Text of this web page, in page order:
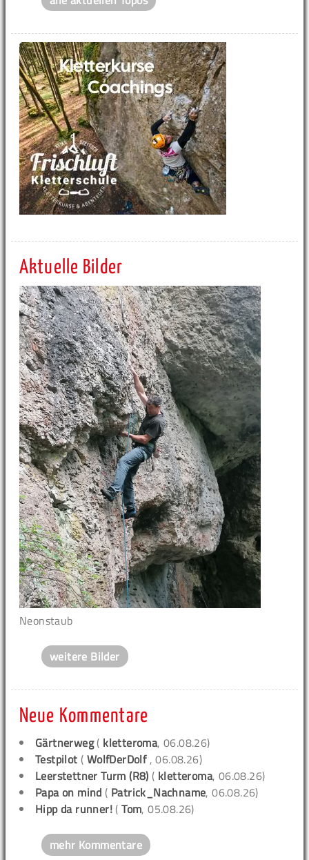
Aktuelle Bilder
Neonstaub
weitere Bilder
Neue Kommentare
Gärtnerweg( kletteroma, 06.08.26)
Testpilot ( WolfDerDolf , 06.08.26)
Leerstettner Turm (R8) ( kletteroma, 06.08.26)
Papa on mind ( Patrick_Nachname, 06.08.26)
Hipp da runner! (Tom, 05.08.26)
mehr Kommentare